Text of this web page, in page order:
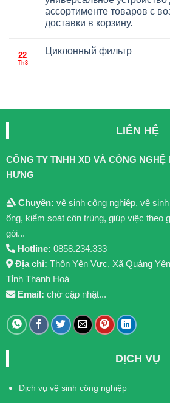
ассортименте товаров с
доставки в корзину.
22
Th3
Циклонный фильтр
LIÊN HỆ
CÔNG TY TNHH XD VÀ CÔNG NGHỆ
HƯNG
Chuyên: vệ sinh công nghiệp, vệ
ống, kiểm soát côn trùng, giúp việc theo
gói...
Hotline: 0858.234.333
Địa chỉ: Thôn Yên Vực, Xã Quảng
Tỉnh Thanh Hoá
Email: chờ cập nhật...
DỊCH VỤ
Dịch vụ vệ sinh công nghiệp